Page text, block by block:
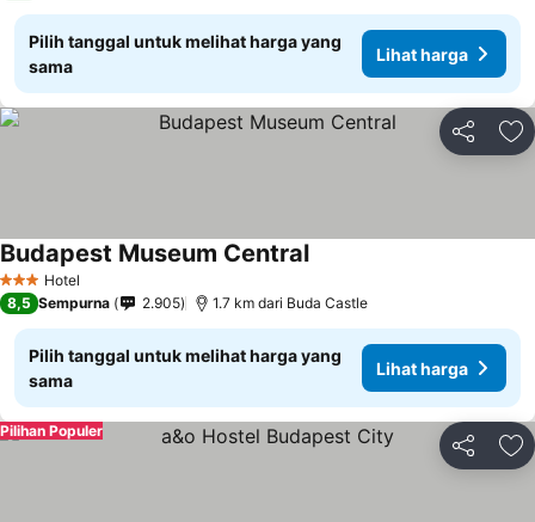
Pilih tanggal untuk melihat harga yang
sama
Lihat harga
Bagikan
3 BintangHotel
Budapest Museum Central
8,5 Sempurna 2.905 1.7 km dari Buda Castle
Pilih tanggal untuk melihat harga yang
sama
Lihat harga
Bagikan
Pilihan Populer